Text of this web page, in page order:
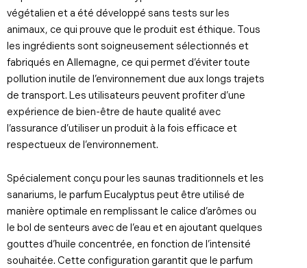
végétalien et a été développé sans tests sur les
animaux, ce qui prouve que le produit est éthique. Tous
les ingrédients sont soigneusement sélectionnés et
fabriqués en Allemagne, ce qui permet d’éviter toute
pollution inutile de l’environnement due aux longs trajets
de transport. Les utilisateurs peuvent profiter d’une
expérience de bien-être de haute qualité avec
l’assurance d’utiliser un produit à la fois efficace et
respectueux de l’environnement.
Spécialement conçu pour les saunas traditionnels et les
sanariums, le parfum Eucalyptus peut être utilisé de
manière optimale en remplissant le calice d’arômes ou
le bol de senteurs avec de l’eau et en ajoutant quelques
gouttes d’huile concentrée, en fonction de l’intensité
souhaitée. Cette configuration garantit que le parfum